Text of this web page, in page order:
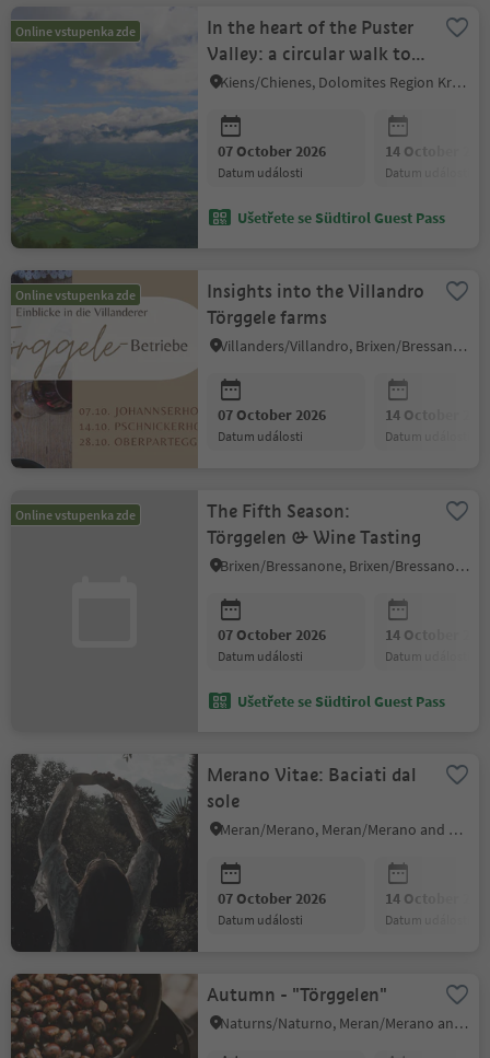
Online vstupenka zde
In the heart of the Puster
Valley: a circular walk to
the Tree of Love
Kiens/Chienes, Dolomites Region Kronplatz/Plan de Corones
07 October 2026
datum události
14 October
datum události
Ušetřete se Südtirol Guest Pass
Online vstupenka zde
Insights into the Villandro
Törggele farms
Villanders/Villandro, Brixen/Bressanone and environs
07 October 2026
datum události
14 October
datum události
Online vstupenka zde
The Fifth Season:
Törggelen & Wine Tasting
Brixen/Bressanone, Brixen/Bressanone and environs
07 October 2026
datum události
14 October
datum události
Ušetřete se Südtirol Guest Pass
Merano Vitae: Baciati dal
sole
Meran/Merano, Meran/Merano and environs
07 October 2026
datum události
14 October
datum události
Autumn - "Törggelen"
Naturns/Naturno, Meran/Merano and environs